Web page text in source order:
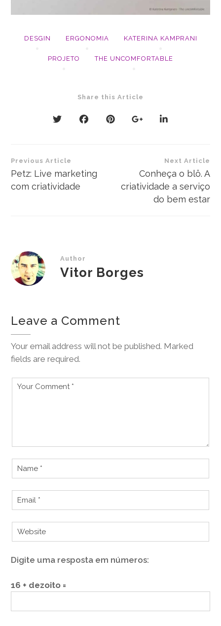
DESGIN ERGONOMIA KATERINA KAMPRANI
PROJETO THE UNCOMFORTABLE
Share this Article
Navegação
de
Post
Previous Article
Petz: Live marketing
com criatividade
Next Article
Conheça o blö. A
criatividade a serviço
do bem estar
Author
Vitor Borges
Leave a Comment
Your email address will not be published. Marked
fields are required.
Digite uma resposta em números:
16 + dezoito =